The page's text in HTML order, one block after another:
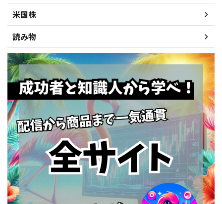
米国株
読み物